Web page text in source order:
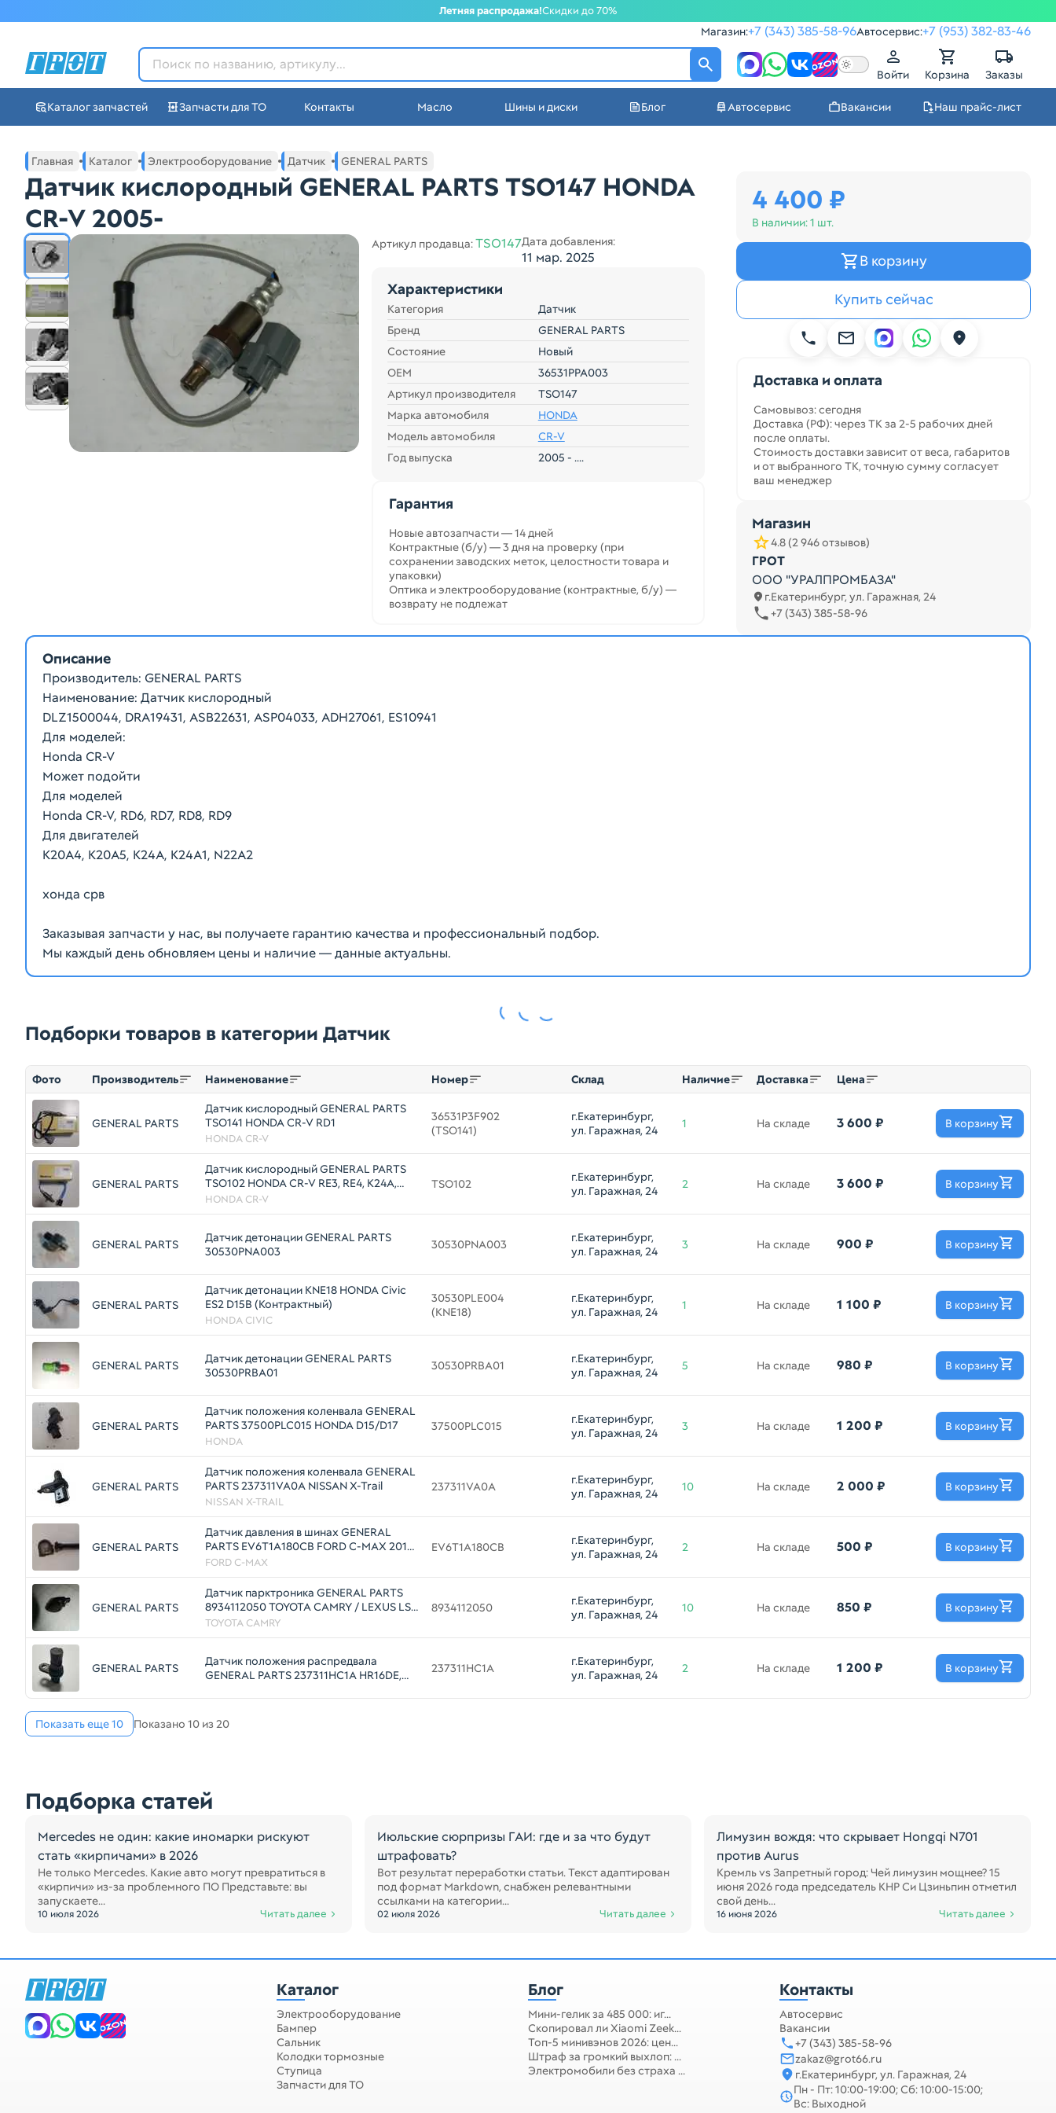
Летняя распродажа!Скидки до 70%
Магазин:+7 (343) 385-58-96Автосервис:+7 (953) 382-83-46
ГРОТ - Автозапчасти в Екатеринбурге
Войти Корзина Заказы
Каталог запчастей Запчасти для ТО Контакты Масло Шины и диски Блог Автосервис Вакансии Наш прайс-лист
Основное меню навигации интернет-магазина автозапчастей в Екатеринбурге
Главная Каталог Электрооборудование Датчик GENERAL PARTS
Датчик кислородный GENERAL PARTS TSO147 HONDA
CR-V 2005-
Артикул продавца:TSO147Дата добавления:
11 мар. 2025
Характеристики
Категория
Датчик
Бренд
GENERAL PARTS
Состояние
Новый
ОЕМ
36531PPA003
Артикул производителя
TSO147
Марка автомобиля
HONDA
Модель автомобиля
CR-V
Год выпуска
2005 - ....
Гарантия
Новые автозапчасти — 14 дней
Контрактные (б/у) — 3 дня на проверку (при
сохранении заводских меток, целостности товара и
упаковки)
Оптика и электрооборудование (контрактные, б/у) —
возврату не подлежат
4 400 ₽
В наличии:1 шт.
В корзину
Купить сейчас
Доставка и оплата
Самовывоз: сегодня
Доставка (РФ): через ТК за 2-5 рабочих дней
после оплаты.
Стоимость доставки зависит от веса, габаритов
и от выбранного ТК, точную сумму согласует
ваш менеджер
Магазин
4.8 (2 946 отзывов)
ГРОТ
ООО "УРАЛПРОМБАЗА"
г.Екатеринбург, ул. Гаражная, 24
+7 (343) 385-58-96
Описание
Производитель: GENERAL PARTS
Наименование: Датчик кислородный
DLZ1500044, DRA19431, ASB22631, ASP04033, ADH27061, ES10941
Для моделей:
Honda CR-V
Может подойти
Для моделей
Honda CR-V, RD6, RD7, RD8, RD9
Для двигателей
K20A4, K20A5, K24A, K24A1, N22A2
хонда срв
Заказывая запчасти у нас, вы получаете гарантию качества и профессиональный подбор.
Мы каждый день обновляем цены и наличие — данные актуальны.
Подборки товаров в категории Датчик
Фото Производитель Наименование Номер Склад Наличие Доставка Цена
GENERAL PARTS
Датчик кислородный GENERAL PARTS
TSO141 HONDA CR-V RD1
HONDA CR-V
36531P3F902
(TSO141)
г.Екатеринбург,
ул. Гаражная, 24
1 На складе 3 600 ₽ В корзину
GENERAL PARTS
Датчик кислородный GENERAL PARTS
TSO102 HONDA CR-V RE3, RE4, K24A,
R20A
HONDA CR-V
TSO102
г.Екатеринбург,
ул. Гаражная, 24
2 На складе 3 600 ₽ В корзину
GENERAL PARTS
Датчик детонации GENERAL PARTS
30530PNA003
30530PNA003
г.Екатеринбург,
ул. Гаражная, 24
3 На складе 900 ₽ В корзину
GENERAL PARTS
Датчик детонации KNE18 HONDA Civic
ES2 D15B (Контрактный)
HONDA CIVIC
30530PLE004
(KNE18)
г.Екатеринбург,
ул. Гаражная, 24
1 На складе 1 100 ₽ В корзину
GENERAL PARTS
Датчик детонации GENERAL PARTS
30530PRBA01
30530PRBA01
г.Екатеринбург,
ул. Гаражная, 24
5 На складе 980 ₽ В корзину
GENERAL PARTS
Датчик положения коленвала GENERAL
PARTS 37500PLC015 HONDA D15/D17
HONDA
37500PLC015
г.Екатеринбург,
ул. Гаражная, 24
3 На складе 1 200 ₽ В корзину
GENERAL PARTS
Датчик положения коленвала GENERAL
PARTS 237311VA0A NISSAN X-Trail
NISSAN X-TRAIL
237311VA0A
г.Екатеринбург,
ул. Гаражная, 24
10 На складе 2 000 ₽ В корзину
GENERAL PARTS
Датчик давления в шинах GENERAL
PARTS EV6T1A180CB FORD C-MAX 2014-
2019
FORD C-MAX
EV6T1A180CB
г.Екатеринбург,
ул. Гаражная, 24
2 На складе 500 ₽ В корзину
GENERAL PARTS
Датчик парктроника GENERAL PARTS
8934112050 TOYOTA CAMRY / LEXUS LS
430
TOYOTA CAMRY
8934112050
г.Екатеринбург,
ул. Гаражная, 24
10 На складе 850 ₽ В корзину
GENERAL PARTS
Датчик положения распредвала
GENERAL PARTS 237311HC1A HR16DE,
237311HC1A
г.Екатеринбург,
ул. Гаражная, 24
2 На складе 1 200 ₽ В корзину
Показать еще 10 Показано 10 из 20
Подборка статей
Mercedes не один: какие иномарки рискуют
стать «кирпичами» в 2026
Не только Mercedes. Какие авто могут превратиться в
«кирпичи» из-за проблемного ПО Представьте: вы
запускаете...
10 июля 2026 Читать далее
Июльские сюрпризы ГАИ: где и за что будут
штрафовать?
Вот результат переработки статьи. Текст адаптирован
под формат Markdown, снабжен релевантными
ссылками на категории...
02 июля 2026 Читать далее
Лимузин вождя: что скрывает Hongqi N701
против Aurus
Кремль vs Запретный город: Чей лимузин мощнее? 15
июня 2026 года председатель КНР Си Цзиньпин отметил
свой день...
16 июня 2026 Читать далее
Каталог
Электрооборудование
Бампер
Сальник
Колодки тормозные
Ступица
Запчасти для ТО
Блог
Мини-гелик за 485 000: иг...
Скопировал ли Xiaomi Zeek...
Топ-5 минивэнов 2026: цен...
Штраф за громкий выхлоп: ...
Электромобили без страха ...
Контакты
Автосервис
Вакансии
+7 (343) 385-58-96
zakaz@grot66.ru
г.Екатеринбург, ул. Гаражная, 24
Пн - Пт: 10:00-19:00; Сб: 10:00-15:00;
Вс: Выходной